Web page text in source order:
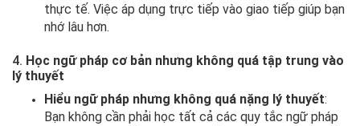
thực tế. Việc áp dụng trực tiếp vào giao tiếp giúp bạn
nhớ lâu hơn.
4. Học ngữ pháp cơ bản nhưng không quá tập trung vào
lý thuyết
Hiểu ngữ pháp nhưng không quá nặng lý thuyết:
Bạn không cần phải học tất cả các quy tắc ngữ pháp